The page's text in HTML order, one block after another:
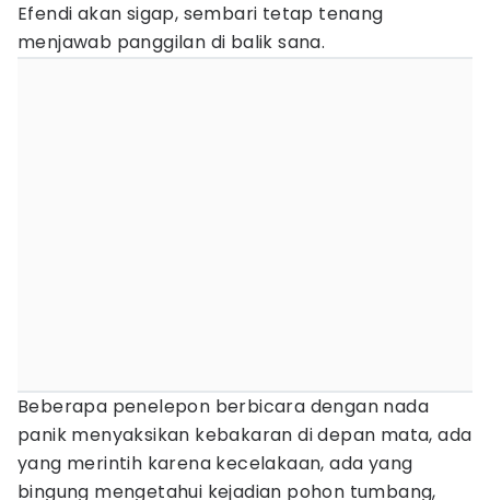
Efendi akan sigap, sembari tetap tenang
menjawab panggilan di balik sana.
Beberapa penelepon berbicara dengan nada
panik menyaksikan kebakaran di depan mata, ada
yang merintih karena kecelakaan, ada yang
bingung mengetahui kejadian pohon tumbang,